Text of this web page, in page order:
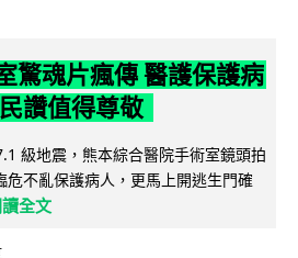
驚魂片瘋傳 醫護保護病
讚值得尊敬
級地震，熊本綜合醫院手術室鏡頭拍
不亂保護病人，更馬上開逃生門確
全文